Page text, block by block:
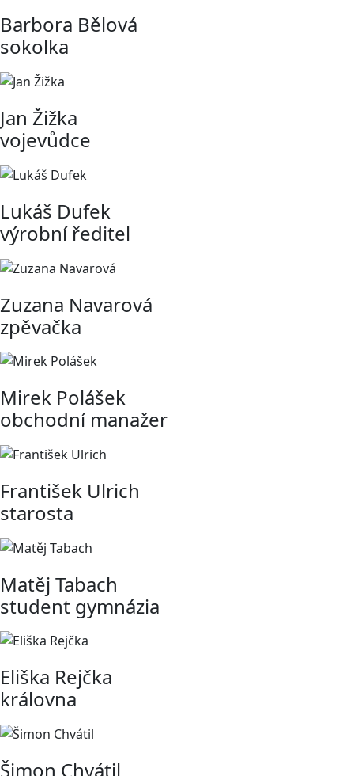
Barbora Bělová
sokolka
Jan Žižka
vojevůdce
Lukáš Dufek
výrobní ředitel
Zuzana Navarová
zpěvačka
Mirek Polášek
obchodní manažer
František Ulrich
starosta
Matěj Tabach
student gymnázia
Eliška Rejčka
královna
Šimon Chvátil